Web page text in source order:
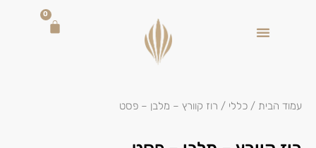
0
עמוד הבית / כללי / רוז קוורץ – מלבן – פסט